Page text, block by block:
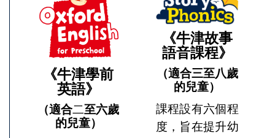
《牛津學前
英語》
（適合二至六歲
的兒童）
《牛津故事
語音課程》
（適合三至八歲
的兒童）
課程設有六個程
度，旨在提升幼